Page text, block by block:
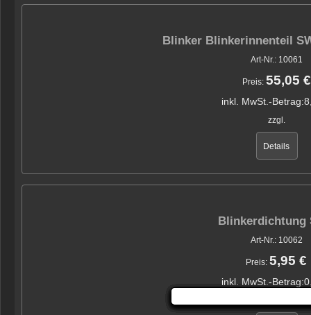
Blinker Blinkerinnenteil
Art-Nr.: 10061
Preis: 55,05 €
inkl. MwSt.-Betrag:
zzgl.
Details
Blinkerdichtung
Art-Nr.: 10062
Preis:5,95 €
inkl. MwSt.-Betrag: